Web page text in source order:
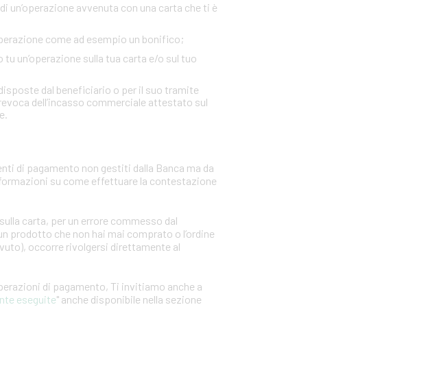
avvenuta con una carta che ti è
come ad esempio un bonifico;
un’operazione sulla tua carta e/o sul tuo
dal beneficiario o per il suo tramite
dell’incasso commerciale attestato sul
di pagamento non gestiti dalla Banca ma da
su come effettuare la contestazione
carta, per un errore commesso dal
prodotto che non hai mai comprato o l’ordine
occorre rivolgersi direttamente al
di pagamento, Ti invitiamo anche a
eseguite" anche disponibile nella sezione